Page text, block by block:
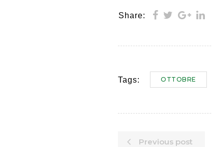
Share:
Tags: OTTOBRE
Previous post